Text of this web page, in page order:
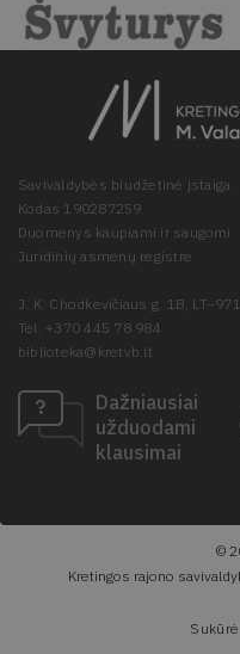
Savivaldybės biudžetinė įstaiga
Kodas 190287259
Duomenys kaupiami ir saugomi
Juridinių asmenų registre
J. K. Chodkevičiaus g. 1B,
Tel. +370 445 78 984
biblioteka@kretvb.lt
Dažniausiai
užduodami
klausimai
©
Kretingos rajono
Sukūrė